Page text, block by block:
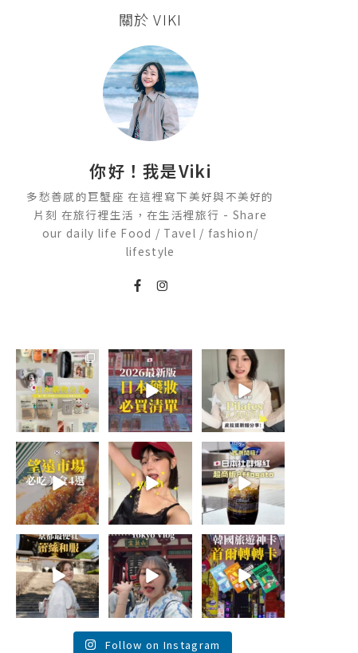
關於 VIKI
你好！我是Viki
多愁善感的巨蟹座 在這裡寫下美好與不美好的
片刻 在旅行裡生活，在生活裡旅行 - Share
our daily life Food / Tavel / fashion/
lifestyle
💭留言「免費」
傳日本藥妝店/百
貨/機場/Donki/
折價券給你...
555
52
2026🇯🇵日本藥
妝店必買什麼
日本最近紅什
麼？...
123
20
💭留言「美背」
傳🔗給你！
🏷️#吉推韓國
🇰🇷
...
49 20
\🇰🇷韓國望遠市
場4家必吃美食
😋/
💭留言「望遠市
場」傳地址給
你...
350
59
summer
outfit⋆.˚✮🎧
✮˚.⋆
夏日穿搭最需要
單品！...
755
43
\🇯🇵日本爆紅!超
商版Affogato 🍨
☕️/
🏷️#吉推日本🇯🇵
...
118
26
💭留言「蕾絲」
傳預約🔗給你！
\🇯🇵京都最便宜
蕾絲和服推
薦！/ ...
101
\💭留言「PGC」
傳預約🔗給你 /
Tokyo birthday
trip 🫧...
121
38
\💭留言「轉轉」
傳懶人包和購買
🔗給你
\🇰🇷韓國旅遊神
卡！首爾轉轉卡
✨ / ...
146
Follow on Instagram